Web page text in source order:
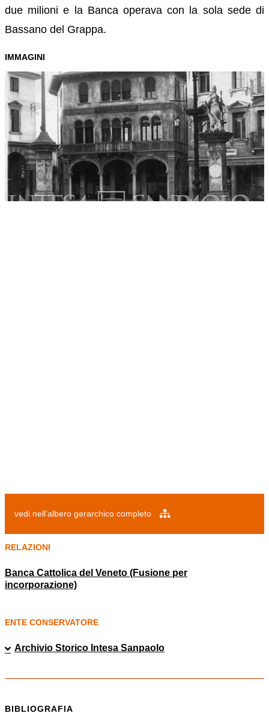
due milioni e la Banca operava con la sola sede di
Bassano del Grappa.
IMMAGINI
vedi nell'albero gerarchico completo
RELAZIONI
Banca Cattolica del Veneto (Fusione per
incorporazione)
ENTE CONSERVATORE
Archivio Storico Intesa Sanpaolo
BIBLIOGRAFIA